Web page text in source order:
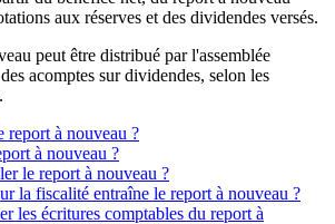
aux réserves et des dividendes versés.
peut être distribué par l'assemblée
acomptes sur dividendes, selon les
report à nouveau ?
à nouveau ?
le report à nouveau ?
la fiscalité entraîne le report à nouveau ?
les écritures comptables du report à